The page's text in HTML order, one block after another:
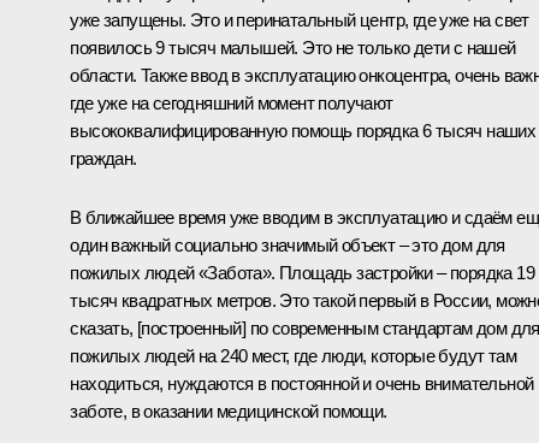
уже запущены. Это и перинатальный центр, где уже на свет
появилось 9 тысяч малышей. Это не только дети с нашей
области. Также ввод в эксплуатацию онкоцентра, очень
где уже на сегодняшний момент получают
высококвалифицированную помощь порядка 6 тысяч наших
граждан.
В ближайшее время уже вводим в эксплуатацию и сдаём
один важный социально значимый объект – это дом для
пожилых людей «Забота». Площадь застройки – порядка 19
тысяч квадратных метров. Это такой первый в России,
сказать, [построенный] по современным стандартам дом для
пожилых людей на 240 мест, где люди, которые будут там
находиться, нуждаются в постоянной и очень внимательной
заботе, в оказании медицинской помощи.